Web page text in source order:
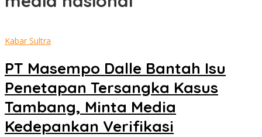
Kabar Sultra
PT Masempo Dalle Bantah Isu
Penetapan Tersangka Kasus
Tambang, Minta Media
Kedepankan Verifikasi